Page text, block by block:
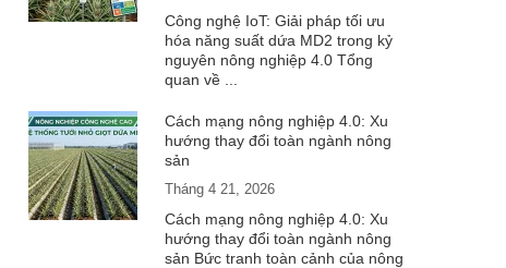
Công nghệ IoT: Giải pháp tối ưu
hóa năng suất dứa MD2 trong kỷ
nguyên nông nghiệp 4.0 Tổng
quan về ...
Cách mạng nông nghiệp 4.0: Xu
hướng thay đổi toàn ngành nông
sản
Tháng 4 21, 2026
Cách mạng nông nghiệp 4.0: Xu
hướng thay đổi toàn ngành nông
sản Bức tranh toàn cảnh của nông